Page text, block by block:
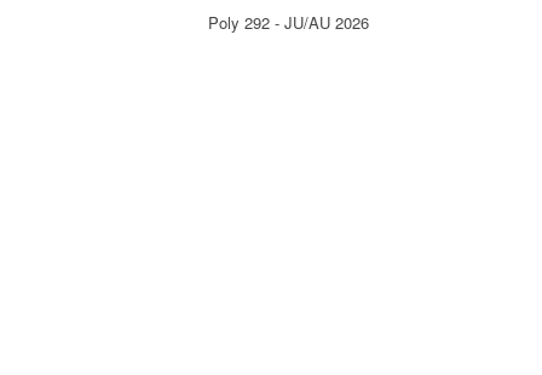
Poly 292 - JU/AU 2026